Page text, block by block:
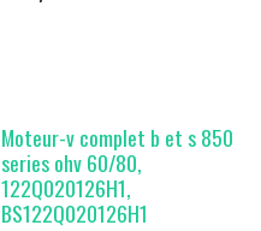
Moteur-v complet b et s 850
series ohv 60/80,
122Q020126H1,
BS122Q020126H1